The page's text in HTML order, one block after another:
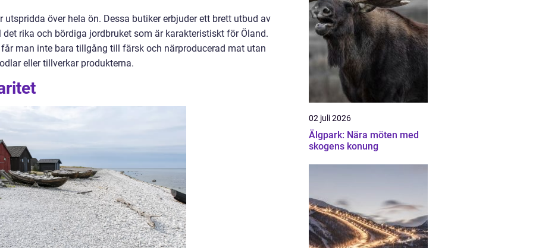
utspridda över hela ön. Dessa butiker erbjuder ett brett utbud av
rika och bördiga jordbruket som är karakteristiskt för Öland.
man inte bara tillgång till färsk och närproducerad mat utan
eller tillverkar produkterna.
02 juli 2026
Älgpark: Nära möten med
skogens konung